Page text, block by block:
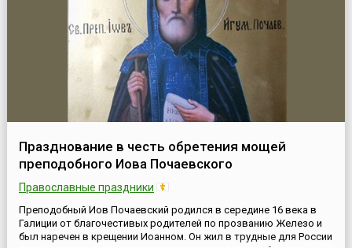
Празднование в честь обретения мощей
преподобного Иова Почаевского
Православные праздники
Преподобный Иов Почаевский родился в середине 16 века в
Галиции от благочестивых родителей по прозванию Железо и
был наречен в крещении Иоанном. Он жил в трудные для России